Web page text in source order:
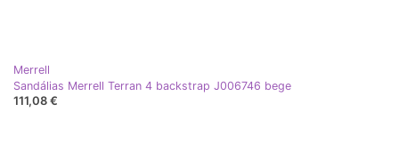
Merrell
Sandálias Merrell Terran 4 backstrap J006746 bege
111,08 €